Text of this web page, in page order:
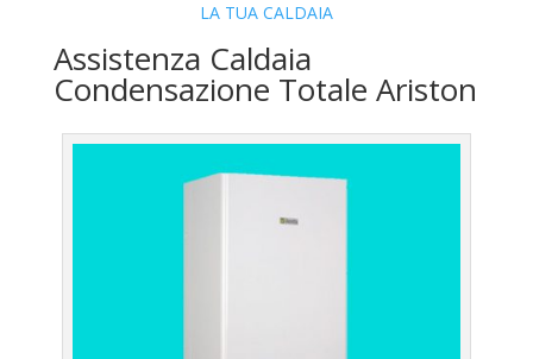
LA TUA CALDAIA
Assistenza Caldaia
Condensazione Totale Ariston